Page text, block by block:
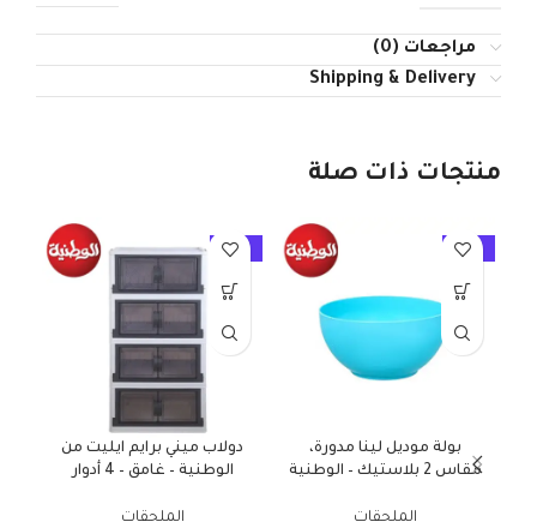
مراجعات (0)
Shipping & Delivery
منتجات ذات صلة
-10%
بولة موديل لينا مدورة،
مقاس 2 بلاستيك – الوطنية
الملحقات
-10%
دولاب ميني برايم ايليت من
الوطنية – غامق – 4 أدوار
الملحقات